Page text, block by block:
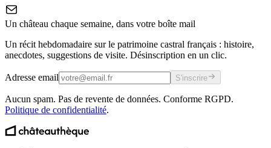
Un château chaque semaine, dans votre boîte mail
Un récit hebdomadaire sur le patrimoine castral français : histoire,
anecdotes, suggestions de visite. Désinscription en un clic.
Adresse email S'inscrire
Aucun spam. Pas de revente de données. Conforme RGPD.
Politique de confidentialité.